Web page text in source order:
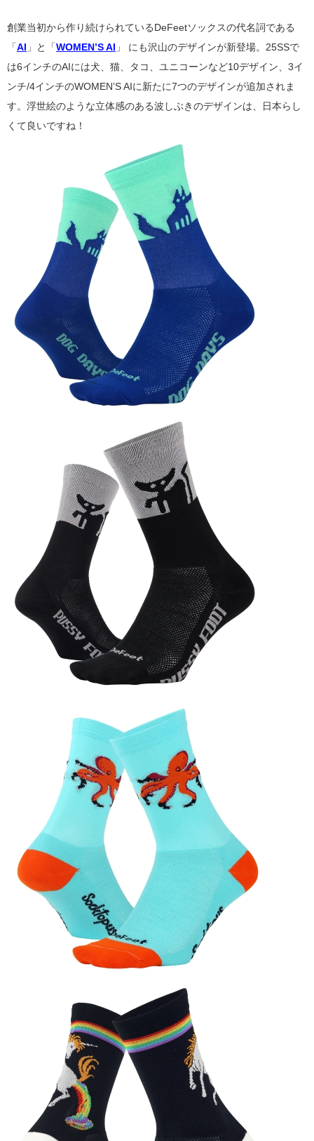
創業当初から作り続けられているDeFeetソックスの代名詞である
「AI 」と「WOMEN’S AI 」
にも沢山のデザインが新登場。25SSで
は6インチのAIには犬、猫、タコ、ユニコーンなど10デザイン、3イ
ンチ/4インチのWOMEN’S AIに新たに7つのデザインが追加されま
す。浮世絵のような立体感のある波しぶきのデザインは、日本らし
くて良いですね！